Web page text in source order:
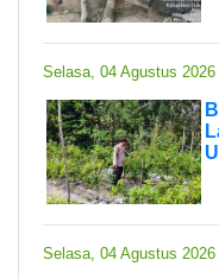
Selasa, 04 Agustus 2026
Selasa, 04 Agustus 2026